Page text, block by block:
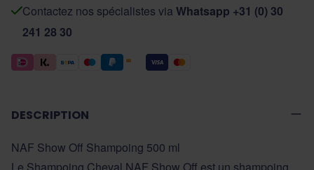
Contactez nos spécialistes via Whatsapp +31 (0) 30
241 28 30
DESCRIPTION
NAF Show Off Shampoing 500 ml